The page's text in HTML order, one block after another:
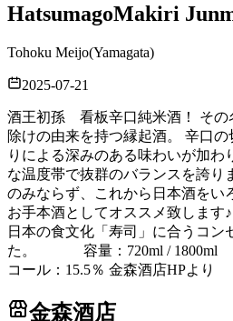
HatsumagoMakiri
Tohoku Meijo(Yamagata)
2025-07-21
酒王初孫 看板辛口純米酒！ その
除けの由来を持つ縁起酒。 辛口
りによる深みのある味わいが加わ
な温度帯で抜群のバランスを誇り
のみならず、これから日本酒をい
お手本酒としてオススメ致します
日本の食文化「寿司」に合うコン
た。 容量：720ml / 1800ml
コール：15.5％ 金森酒店HPより
金森酒店